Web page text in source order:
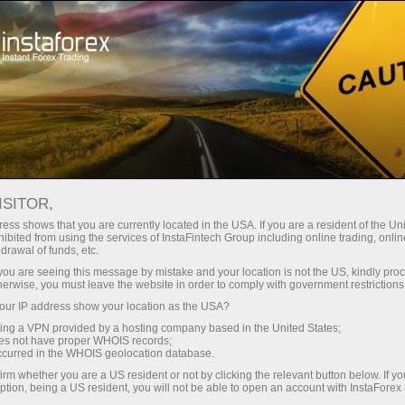
З InstaForex ви отримуєте доступ
можливостей: кредитне плече до
1:5000, одні з найкращих
спредів та комісій на ринку, а
також привабливі умови для
торгівлі акціями та індексами
Мінімальні спреди - максимум
Бонус 30% на кожен депозит
Швидкість
у трейдингу і на трасі
shows that you are currently located in the USA. If you are a resident of the
from using the services of InstaFintech Group including online trading,
of funds, etc.
are seeing this message by mistake and your location is not the US, kindly
you must leave the website in order to comply with government
IP address show your location as the USA?
a VPN provided by a hosting company based in the United States;
not have proper WHOIS records;
in the WHOIS geolocation database.
whether you are a US resident or not by clicking the relevant button below. If
being a US resident, you will not be able to open an account with InstaForex